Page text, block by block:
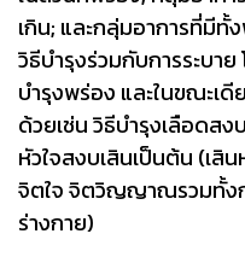
เกิน; และกลุ่มอาการที่มีทั้
วิธีบำรุงร่วมกับการระบา
บำรุงพร่อง และในขณะเ
ด้วยเช่น วิธีบำรุงเลือดส
หัวใจสงบเสินเป็นต้น (เสิ
จิตใจ จิตวิญญาณรวมทั้ง
ร่างกาย)